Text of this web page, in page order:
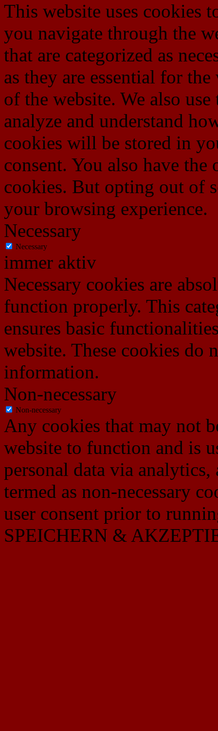
This website uses cookies
you navigate through the
that are categorized as
as they are essential for
of the website. We also
analyze and understand
cookies will be stored in
consent. You also have
cookies. But opting out of
your browsing experience.
Necessary
Necessary
immer aktiv
Necessary cookies are
function properly. This
ensures basic
website. These cookies do
information.
Non-necessary
Non-necessary
Any cookies that may not
website to function and is
personal data via analytics,
termed as non-necessary
user consent prior to
SPEICHERN &